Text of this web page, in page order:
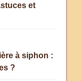
et
à siphon :
?